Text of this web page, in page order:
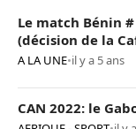
Le match Bénin
(décision de la
A LA UNE•il y a 5 ans
CAN 2022: le